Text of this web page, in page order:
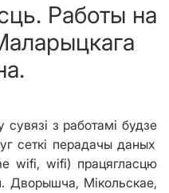
Работы на
сувязі з работамі будзе
сеткі перадачы даных
wifi, wifi) працягласцю
Дворышча, Miкольскае,